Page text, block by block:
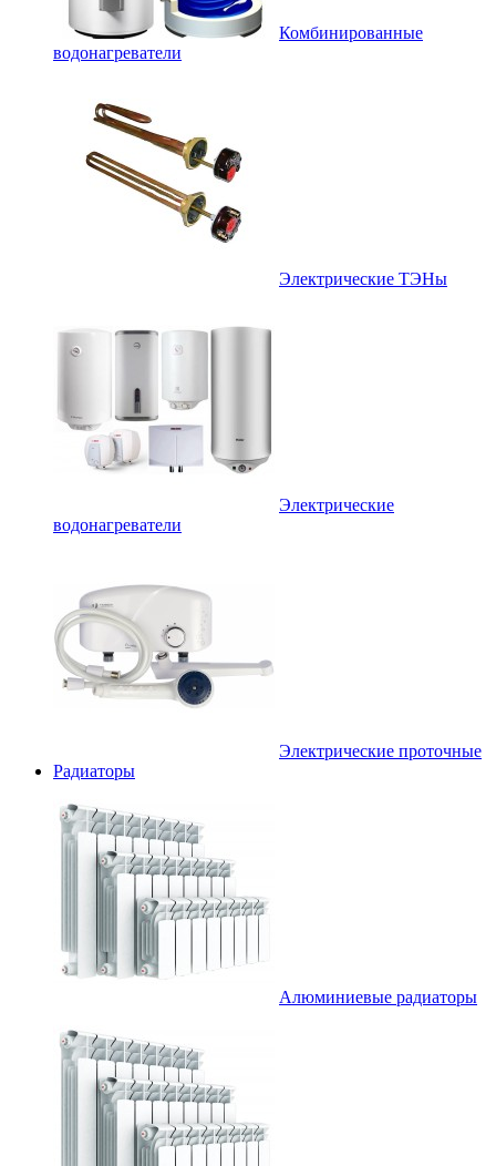
Комбинированные
водонагреватели
Электрические ТЭНы
Электрические
водонагреватели
Электрические проточные
Радиаторы
Алюминиевые радиаторы